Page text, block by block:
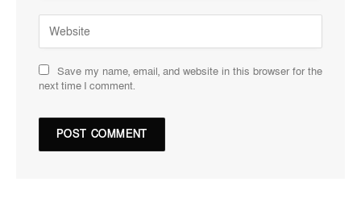
Save my name, email, and website in this browser for the
next time I comment.